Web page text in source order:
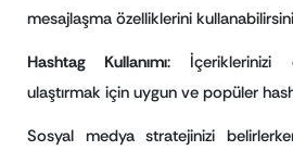
mesajlaşma özelliklerini
Hashtag Kullanımı: İçeriklerinizi
ulaştırmak için uygun ve popüler
Sosyal medya stratejinizi